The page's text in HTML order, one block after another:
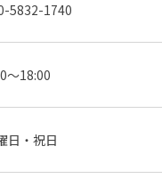
5832-1740
～18:00
日・祝日